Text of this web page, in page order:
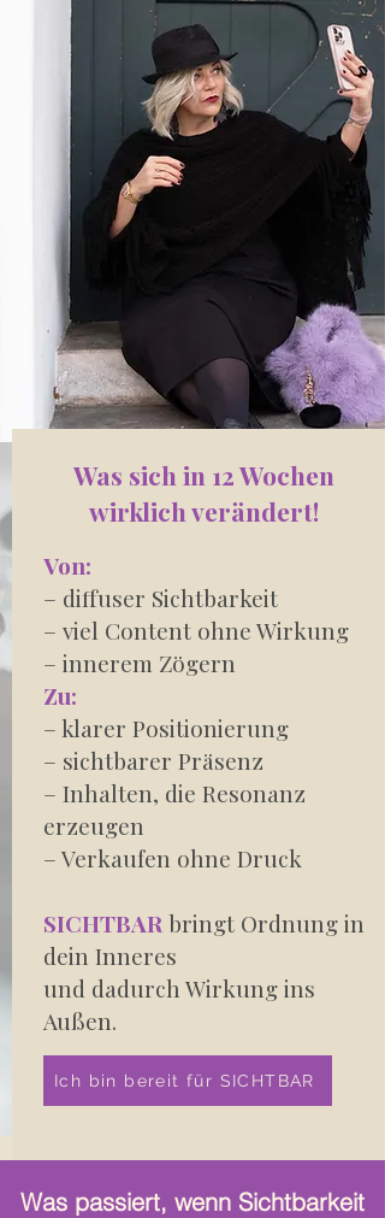
Was sich in 12 Wochen
wirklich verändert!
Von:
– diffuser Sichtbarkeit
– viel Content ohne Wirkung
– innerem Zögern
Zu:
– klarer Positionierung
– sichtbarer Präsenz
– Inhalten, die Resonanz
erzeugen
– Verkaufen ohne Druck
SICHTBAR bringt Ordnung in
dein Inneres
und dadurch Wirkung ins
Außen.
Ich bin bereit für SICHTBAR
Was passiert, wenn Sichtbarkeit